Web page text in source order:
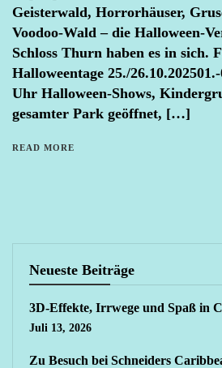
Geisterwald, Horrorhäuser,
Voodoo-Wald – die Halloween-
Schloss Thurn haben es in sich.
Halloweentage 25./
Uhr Halloween-Shows,
gesamter Park geöffnet, […]
READ MORE
Neueste Beiträge
3D-Effekte, Irrwege und Spaß in
Juli 13, 2026
Zu Besuch bei Schneiders